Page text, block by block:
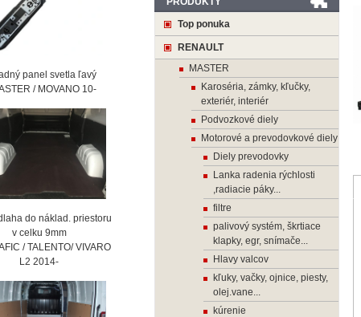
Top ponuka
RENAULT
MASTER
Karoséria, zámky, kľučky,
exteriér, interiér
Podvozkové diely
Motorové a prevodovkové diely
Diely prevodovky
Lanka radenia rýchlosti
,radiacie páky...
filtre
palivový systém, škrtiace
klapky, egr, snímače...
Hlavy valcov
kľuky, vačky, ojnice, piesty,
olej.vane...
kúrenie
panel svetla ľavý
/ MOVANO 10-
do náklad. priestoru
9mm
/ TALENTO/ VIVARO
2014-